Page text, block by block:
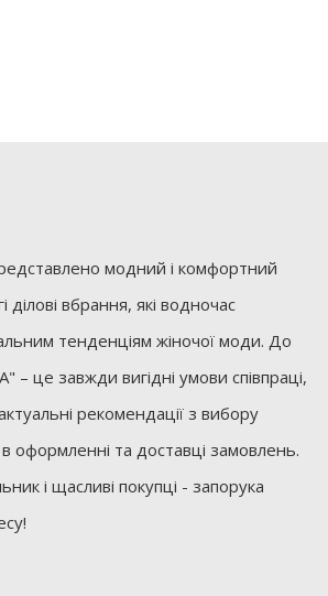
модний і комфортний
ділові вбрання, які водночас
тенденціям жіночої моди. До
– це завжди вигідні умови співпраці,
рекомендації з вибору
оформленні та доставці замовлень.
і щасливі покупці - запорука